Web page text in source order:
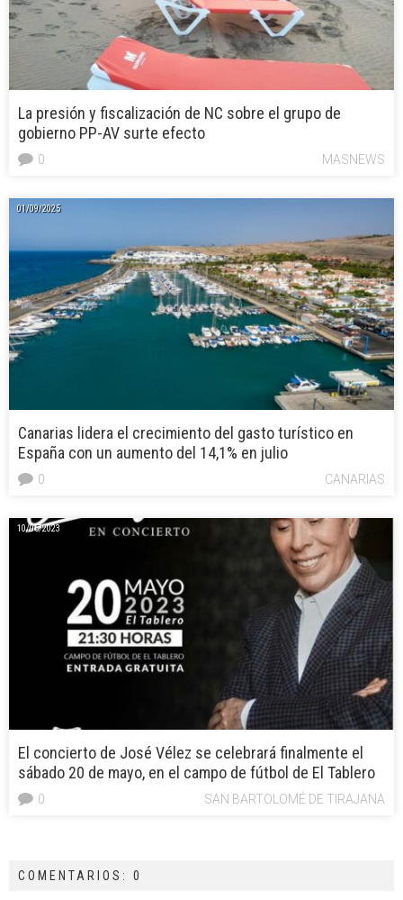
La presión y fiscalización de NC sobre el grupo de
gobierno PP-AV surte efecto
MASNEWS
0
01/09/2025
Canarias lidera el crecimiento del gasto turístico en
España con un aumento del 14,1% en julio
CANARIAS
0
10/05/2023
El concierto de José Vélez se celebrará finalmente el
sábado 20 de mayo, en el campo de fútbol de El Tablero
SAN BARTOLOMÉ DE TIRAJANA
0
COMENTARIOS: 0